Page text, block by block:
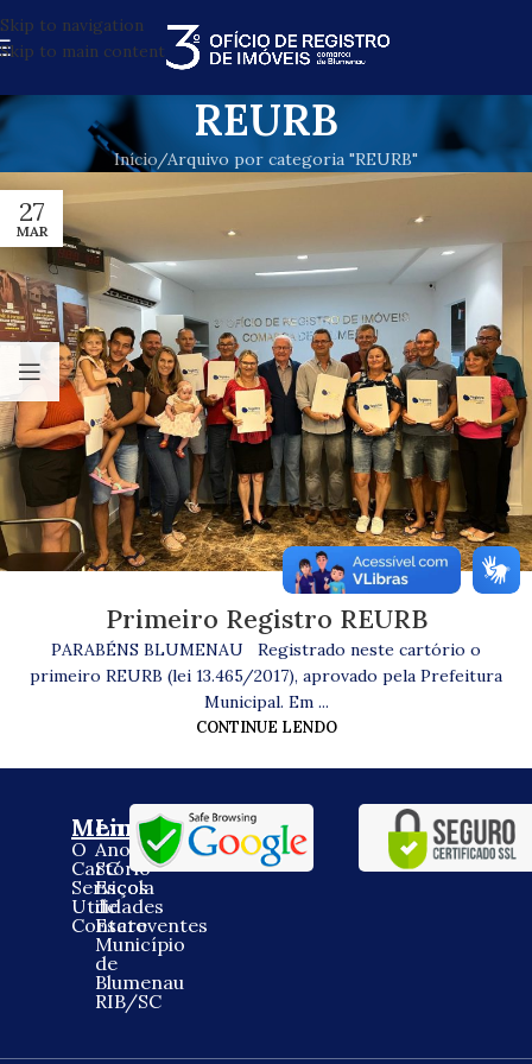
Skip to navigation
Skip to main content
REURB
Início Arquivo por categoria "REURB"
27
MAR
Primeiro Registro REURB
PARABÉNS BLUMENAU Registrado neste cartório o
primeiro REURB (lei 13.465/2017), aprovado pela Prefeitura
Municipal. Em ...
CONTINUE LENDO
Menu
O
Cartório
Serviços
Utilidades
Contato
Links
Anoreg
SC
Escola
de
Escreventes
Município
de
Blumenau
RIB/SC